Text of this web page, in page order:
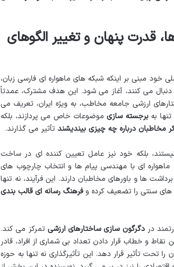
قدرت پنهان و تغییر الگوهای
خود مبنی بر اینکه شبکه های ماهواره ای فارسی زبان،
دنبال می کنند، آغاز می شود. این هدف مشترک، عمدتاً
ارزشی جامعه مخاطب، به ویژه ایران، تعریف می
بهبرجسته سازیموضوعات خاص می پردازند، بلکه
مخاطبان درباره چه چیزی بیندیشند تأثیر می گذارند.
بلکه خود نیز عامل تعیین کننده ای در ساخت
ای با مهندسی پیام ها و انتخاب چارچوب های
ها و باورهای مخاطبان دارند. این فرآیند، نه تنها
های سنتی را تضعیف کرده وفرهنگ رسانه ای قالب بندی
دردگرگون سازی ساختارهای ارزشی تمرکز می کند.
نقاط و خطاب قرار دادن تعداد بی شماری از افراد، قادر
تحت تأثیر قرار دهد. این تأثیرگذاری نه تنها به حوزه